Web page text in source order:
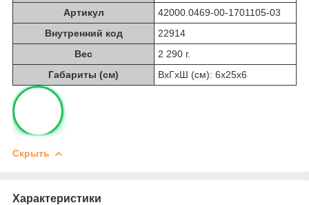
Артикул
42000.0469-00-1701105-03
Внутренний код
22914
Вес
2 290 г.
Габариты (см)
ВхГхШ (см): 6х25х6
Скрыть
Характеристики